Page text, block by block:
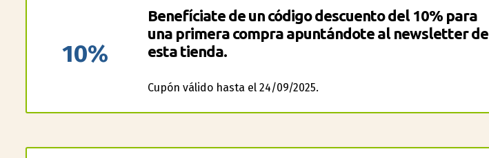
10%
Benefíciate de un código descuento del 10% para
una primera compra apuntándote al newsletter de
esta tienda.
Cupón válido hasta el 24/09/2025.